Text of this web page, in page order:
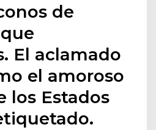
de
El aclamado
el amoroso
los Estados